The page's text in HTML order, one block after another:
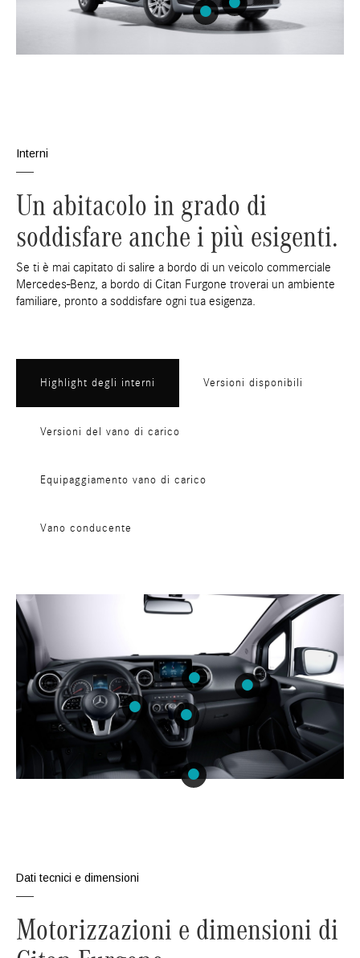
Interni
Un abitacolo in grado di
soddisfare anche i più esigenti.
Se ti è mai capitato di salire a bordo di un veicolo commerciale
Mercedes-Benz, a bordo di Citan Furgone troverai un ambiente
familiare, pronto a soddisfare ogni tua esigenza.
Highlight degli interni Versioni disponibili
Versioni del vano di carico
Equipaggiamento vano di carico
Vano conducente
Dati tecnici e dimensioni
Motorizzazioni e dimensioni di